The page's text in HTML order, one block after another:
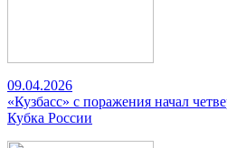
09.04.2026
«Кузбасс» с поражения начал
Кубка России